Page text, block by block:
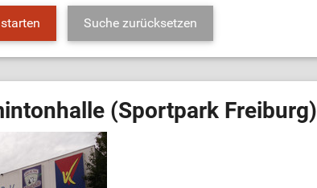
(Sportpark Freiburg)